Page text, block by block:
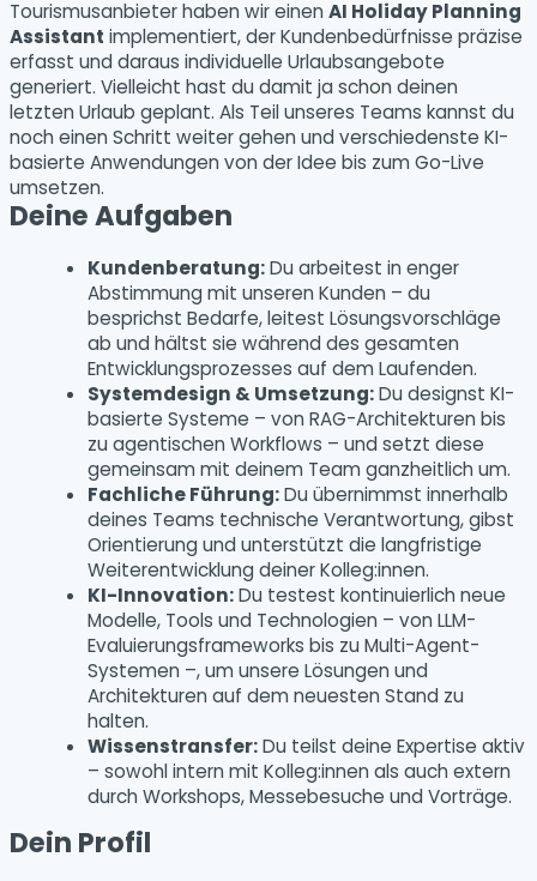
Tourismusanbieter haben wir einen AI Holiday Planning
Assistant implementiert, der Kundenbedürfnisse präzise
erfasst und daraus individuelle Urlaubsangebote
generiert. Vielleicht hast du damit ja schon deinen
letzten Urlaub geplant. Als Teil unseres Teams kannst du
noch einen Schritt weiter gehen und verschiedenste KI-
basierte Anwendungen von der Idee bis zum Go-Live
umsetzen.
Deine Aufgaben
Kundenberatung:Du arbeitest in enger
Abstimmung mit unseren Kunden – du
besprichst Bedarfe, leitest Lösungsvorschläge
ab und hältst sie während des gesamten
Entwicklungsprozesses auf dem Laufenden.
Systemdesign & Umsetzung:Du designst KI-
basierte Systeme – von RAG-Architekturen bis
zu agentischen Workflows – und setzt diese
gemeinsam mit deinem Team ganzheitlich um.
Fachliche Führung:Du übernimmst innerhalb
deines Teams technische Verantwortung, gibst
Orientierung und unterstützt die langfristige
Weiterentwicklung deiner Kolleg:innen.
KI-Innovation:Du testest kontinuierlich neue
Modelle, Tools und Technologien – von LLM-
Evaluierungsframeworks bis zu Multi-Agent-
Systemen –, um unsere Lösungen und
Architekturen auf dem neuesten Stand zu
halten.
Wissenstransfer:Du teilst deine Expertise aktiv
– sowohl intern mit Kolleg:innen als auch extern
durch Workshops, Messebesuche und Vorträge.
Dein Profil